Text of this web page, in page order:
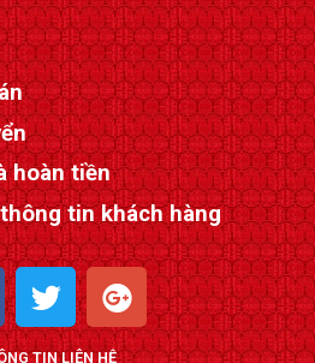
hoàn tiền
tin khách hàng
T
w
i
G
o
o
TIN LIÊN HỆ